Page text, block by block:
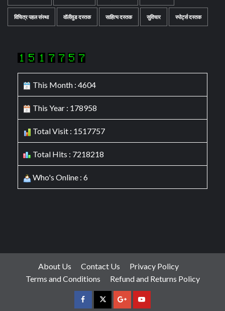
विचित्र पहल संस्था वॉलीवुड दस्तक साहित्य दस्तक सुविचार स्पोर्ट्स दस्तक
This Month : 4604
This Year : 178958
Total Visit : 1517757
Total Hits : 7218218
Who's Online : 6
About Us Contact Us
Privacy Policy
Terms and Conditions
Refund and Returns Policy
facebookTwitterGoogleYouTube